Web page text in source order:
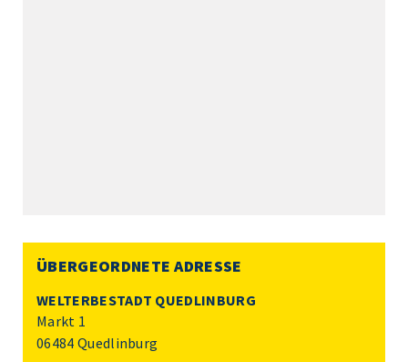
ÜBERGEORDNETE ADRESSE
WELTERBESTADT QUEDLINBURG
Markt 1
06484 Quedlinburg